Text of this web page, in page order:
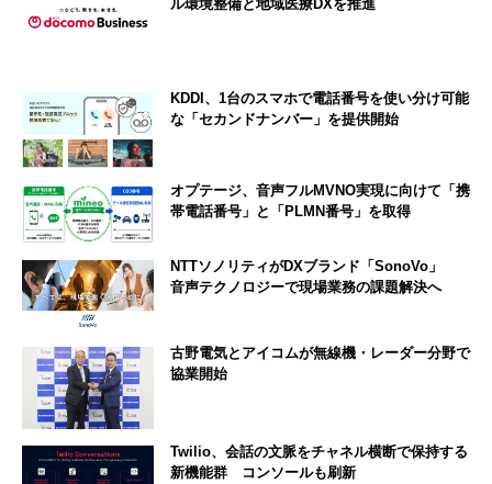
ル環境整備と地域医療DXを推進
KDDI、1台のスマホで電話番号を使い分け可能
な「セカンドナンバー」を提供開始
オプテージ、音声フルMVNO実現に向けて「携
帯電話番号」と「PLMN番号」を取得
NTTソノリティがDXブランド「SonoVo」
音声テクノロジーで現場業務の課題解決へ
古野電気とアイコムが無線機・レーダー分野で
協業開始
Twilio、会話の文脈をチャネル横断で保持する
新機能群 コンソールも刷新